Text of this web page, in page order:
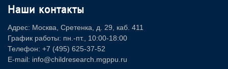
Наши контакты
Адрес: Москва, Сретенка, д. 29, каб. 411
График работы: пн.-пт., 10:00-18:00
Телефон: +7 (495) 625-37-52
E-mail: info@childresearch.mgppu.ru